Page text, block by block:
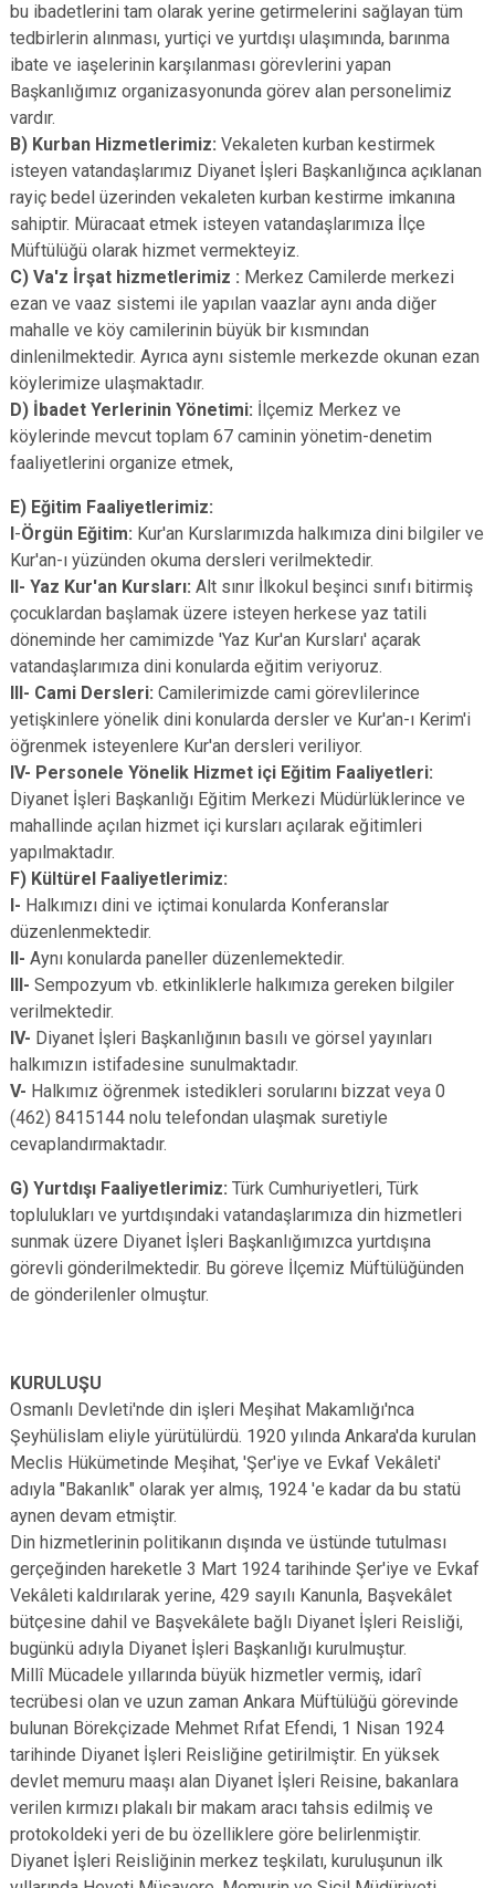
bu ibadetlerini tam olarak yerine getirmelerini sağlayan tüm
tedbirlerin alınması, yurtiçi ve yurtdışı ulaşımında, barınma
ibate ve iaşelerinin karşılanması görevlerini yapan
Başkanlığımız organizasyonunda görev alan personelimiz
vardır.
B) Kurban Hizmetlerimiz: Vekaleten kurban kestirmek
isteyen vatandaşlarımız Diyanet İşleri Başkanlığınca açıklanan
rayiç bedel üzerinden vekaleten kurban kestirme imkanına
sahiptir. Müracaat etmek isteyen vatandaşlarımıza İlçe
Müftülüğü olarak hizmet vermekteyiz.
C) Va'z İrşat hizmetlerimiz : Merkez Camilerde merkezi
ezan ve vaaz sistemi ile yapılan vaazlar aynı anda diğer
mahalle ve köy camilerinin büyük bir kısmından
dinlenilmektedir. Ayrıca aynı sistemle merkezde okunan ezan
köylerimize ulaşmaktadır.
D) İbadet Yerlerinin Yönetimi: İlçemiz Merkez ve
köylerinde mevcut toplam 67 caminin yönetim-denetim
faaliyetlerini organize etmek,
E) Eğitim Faaliyetlerimiz:
I-Örgün Eğitim: Kur'an Kurslarımızda halkımıza dini bilgiler ve
Kur'an-ı yüzünden okuma dersleri verilmektedir.
II- Yaz Kur'an Kursları: Alt sınır İlkokul beşinci sınıfı bitirmiş
çocuklardan başlamak üzere isteyen herkese yaz tatili
döneminde her camimizde 'Yaz Kur'an Kursları' açarak
vatandaşlarımıza dini konularda eğitim veriyoruz.
III- Cami Dersleri: Camilerimizde cami görevlilerince
yetişkinlere yönelik dini konularda dersler ve Kur'an-ı Kerim'i
öğrenmek isteyenlere Kur'an dersleri veriliyor.
IV- Personele Yönelik Hizmet içi Eğitim Faaliyetleri:
Diyanet İşleri Başkanlığı Eğitim Merkezi Müdürlüklerince ve
mahallinde açılan hizmet içi kursları açılarak eğitimleri
yapılmaktadır.
F) Kültürel Faaliyetlerimiz:
I- Halkımızı dini ve içtimai konularda Konferanslar
düzenlenmektedir.
II- Aynı konularda paneller düzenlemektedir.
III- Sempozyum vb. etkinliklerle halkımıza gereken bilgiler
verilmektedir.
IV- Diyanet İşleri Başkanlığının basılı ve görsel yayınları
halkımızın istifadesine sunulmaktadır.
V- Halkımız öğrenmek istedikleri sorularını bizzat veya 0
(462) 8415144 nolu telefondan ulaşmak suretiyle
cevaplandırmaktadır.
G) Yurtdışı Faaliyetlerimiz: Türk Cumhuriyetleri, Türk
toplulukları ve yurtdışındaki vatandaşlarımıza din hizmetleri
sunmak üzere Diyanet İşleri Başkanlığımızca yurtdışına
görevli gönderilmektedir. Bu göreve İlçemiz Müftülüğünden
de gönderilenler olmuştur.
KURULUŞU
Osmanlı Devleti'nde din işleri Meşihat Makamlığı'nca
Şeyhülislam eliyle yürütülürdü. 1920 yılında Ankara'da kurulan
Meclis Hükümetinde Meşihat, 'Şer'iye ve Evkaf Vekâleti'
adıyla "Bakanlık" olarak yer almış, 1924 'e kadar da bu statü
aynen devam etmiştir.
Din hizmetlerinin politikanın dışında ve üstünde tutulması
gerçeğinden hareketle 3 Mart 1924 tarihinde Şer'iye ve Evkaf
Vekâleti kaldırılarak yerine, 429 sayılı Kanunla, Başvekâlet
bütçesine dahil ve Başvekâlete bağlı Diyanet İşleri Reisliği,
bugünkü adıyla Diyanet İşleri Başkanlığı kurulmuştur.
Millî Mücadele yıllarında büyük hizmetler vermiş, idarî
tecrübesi olan ve uzun zaman Ankara Müftülüğü görevinde
bulunan Börekçizade Mehmet Rıfat Efendi, 1 Nisan 1924
tarihinde Diyanet İşleri Reisliğine getirilmiştir. En yüksek
devlet memuru maaşı alan Diyanet İşleri Reisine, bakanlara
verilen kırmızı plakalı bir makam aracı tahsis edilmiş ve
protokoldeki yeri de bu özelliklere göre belirlenmiştir.
Diyanet İşleri Reisliğinin merkez teşkilatı, kuruluşunun ilk